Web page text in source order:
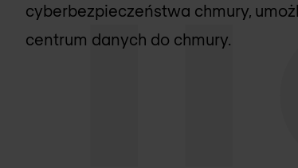
cyberbezpieczeństwa chmury,
centrum danych do chmury.